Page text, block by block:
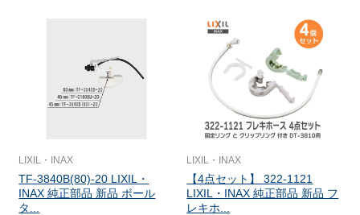
LIXIL・INAX
TF-3840B(80)-20 LIXIL・
INAX 純正部品 新品 ボール
タ...
LIXIL・INAX
【4点セット】 322-1121
LIXIL・INAX 純正部品 新品 フ
レキホ...